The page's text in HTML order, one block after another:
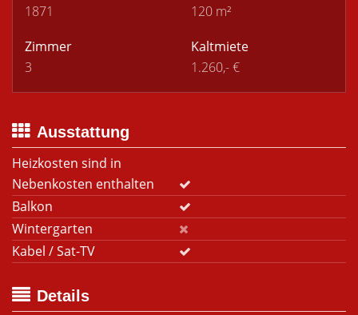
1871
120 m²
Zimmer
3
Kaltmiete
1.260,- €
Ausstattung
Heizkosten sind in
Nebenkosten enthalten
Balkon
Wintergarten
Kabel / Sat-TV
Details